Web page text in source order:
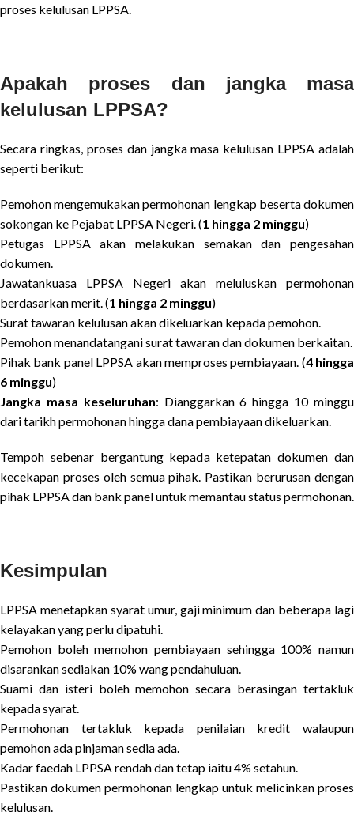
proses kelulusan LPPSA.
Apakah proses dan jangka masa
kelulusan LPPSA?
Secara ringkas, proses dan jangka masa kelulusan LPPSA adalah
seperti berikut:
Pemohon mengemukakan permohonan lengkap beserta dokumen
sokongan ke Pejabat LPPSA Negeri. (1 hingga 2 minggu)
Petugas LPPSA akan melakukan semakan dan pengesahan
dokumen.
Jawatankuasa LPPSA Negeri akan meluluskan permohonan
berdasarkan merit. (1 hingga 2 minggu)
Surat tawaran kelulusan akan dikeluarkan kepada pemohon.
Pemohon menandatangani surat tawaran dan dokumen berkaitan.
Pihak bank panel LPPSA akan memproses pembiayaan. (4 hingga
6 minggu)
Jangka masa keseluruhan: Dianggarkan 6 hingga 10 minggu
dari tarikh permohonan hingga dana pembiayaan dikeluarkan.
Tempoh sebenar bergantung kepada ketepatan dokumen dan
kecekapan proses oleh semua pihak. Pastikan berurusan dengan
pihak LPPSA dan bank panel untuk memantau status permohonan.
Kesimpulan
LPPSA menetapkan syarat umur, gaji minimum dan beberapa lagi
kelayakan yang perlu dipatuhi.
Pemohon boleh memohon pembiayaan sehingga 100% namun
disarankan sediakan 10% wang pendahuluan.
Suami dan isteri boleh memohon secara berasingan tertakluk
kepada syarat.
Permohonan tertakluk kepada penilaian kredit walaupun
pemohon ada pinjaman sedia ada.
Kadar faedah LPPSA rendah dan tetap iaitu 4% setahun.
Pastikan dokumen permohonan lengkap untuk melicinkan proses
kelulusan.